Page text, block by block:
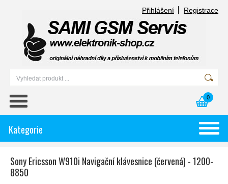
Přihlášení Registrace
0
Kategorie
Sony Ericsson W910i Navigační klávesnice (červená) - 1200-
8850